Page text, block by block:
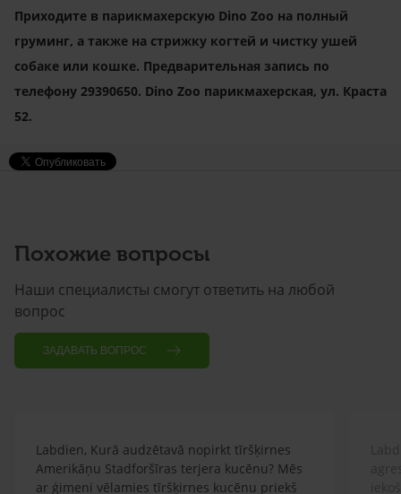
Приходите в парикмахерскую Dino Zoo на полный
груминг, а также на стрижку когтей и чистку ушей
собаке или кошке. Предварительная запись по
телефону 29390650. Dino Zoo парикмахерская, ул. Краста
52.
Похожие вопросы
Наши специалисты смогут ответить на любой
вопрос
ЗАДАВАТЬ ВОПРОС
Labdien, Kurā audzētavā nopirkt tīršķirnes
Amerikāņu Stadforšīras terjera kucēnu? Mēs
ar ģimeni vēlamies tīršķirnes kucēnu priekš